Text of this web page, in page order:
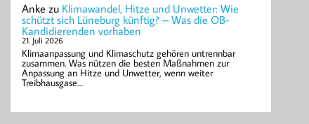
Anke zu Klimawandel, Hitze und Unwetter: Wie
schützt sich Lüneburg künftig? – Was die OB-
Kandidierenden vorhaben
21. Juli 2026
Klimaanpassung und Klimaschutz gehören untrennbar
zusammen. Was nützen die besten Maßnahmen zur
Anpassung an Hitze und Unwetter, wenn weiter
Treibhausgase…